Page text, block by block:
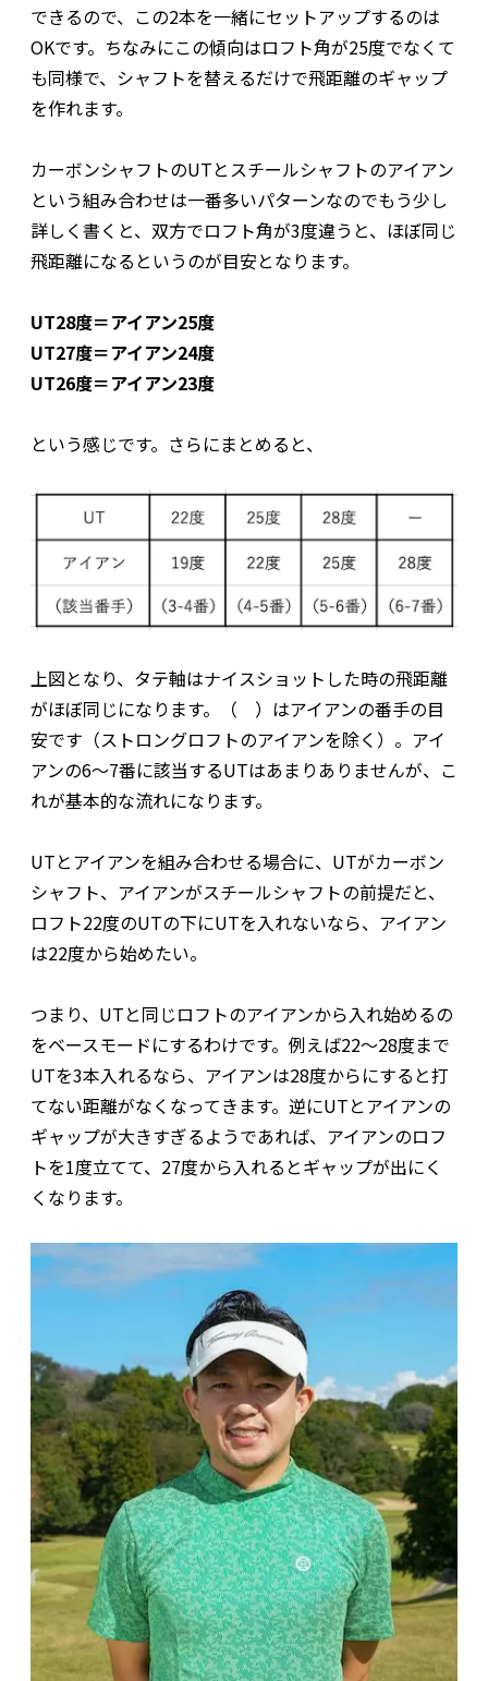
できるので、この2本を一緒にセットアップするのは
OKです。ちなみにこの傾向はロフト角が25度でなくて
も同様で、シャフトを替えるだけで飛距離のギャップ
を作れます。
カーボンシャフトのUTとスチールシャフトのアイアン
という組み合わせは一番多いパターンなのでもう少し
詳しく書くと、双方でロフト角が3度違うと、ほぼ同じ
飛距離になるというのが目安となります。
UT28度＝アイアン25度
UT27度＝アイアン24度
UT26度＝アイアン23度
という感じです。さらにまとめると、
上図となり、タテ軸はナイスショットした時の飛距離
がほぼ同じになります。（ ）はアイアンの番手の目
安です（ストロングロフトのアイアンを除く）。アイ
アンの6～7番に該当するUTはあまりありませんが、こ
れが基本的な流れになります。
UTとアイアンを組み合わせる場合に、UTがカーボン
シャフト、アイアンがスチールシャフトの前提だと、
ロフト22度のUTの下にUTを入れないなら、アイアン
は22度から始めたい。
つまり、UTと同じロフトのアイアンから入れ始めるの
をベースモードにするわけです。例えば22～28度まで
UTを3本入れるなら、アイアンは28度からにすると打
てない距離がなくなってきます。逆にUTとアイアンの
ギャップが大きすぎるようであれば、アイアンのロフ
トを1度立てて、27度から入れるとギャップが出にく
くなります。